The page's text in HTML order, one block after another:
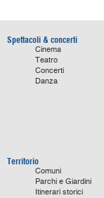
Spettacoli & concerti
Cinema
Teatro
Concerti
Danza
Territorio
Comuni
Parchi e Giardini
Itinerari storici